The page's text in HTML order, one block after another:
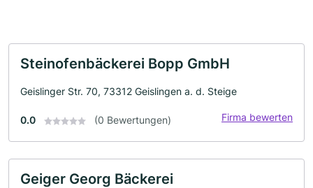
Steinofenbäckerei Bopp GmbH
Geislinger Str. 70, 73312 Geislingen a. d. Steige
0.0 (0 Bewertungen) Firma bewerten
Geiger Georg Bäckerei